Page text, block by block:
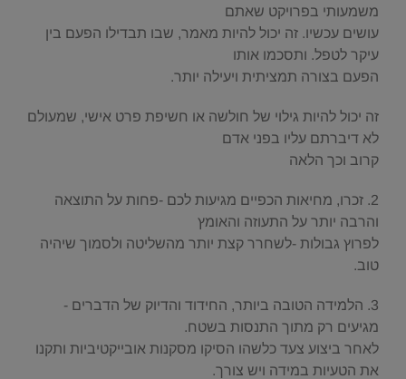
משמעותי בפרויקט שאתם
עושים עכשיו. זה יכול להיות מאמר, שבו תבדילו הפעם בין
עיקר לטפל. ותסכמו אותו
הפעם בצורה תמציתית ויעילה יותר.
זה יכול להיות גילוי של חולשה או חשיפת פרט אישי, שמעולם
לא דיברתם עליו בפני אדם
קרוב וכך הלאה
2. זכרו, מחיאות הכפיים מגיעות לכם -פחות על התוצאה
והרבה יותר על התעוזה והאומץ
לפרוץ גבולות -לשחרר קצת יותר מהשליטה ולסמוך שיהיה
טוב.
3. הלמידה הטובה ביותר, החידוד והדיוק של הדברים -
מגיעים רק מתוך התנסות בשטח.
לאחר ביצוע צעד כלשהו הסיקו מסקנות אובייקטיביות ותקנו
את הטעיות במידה ויש צורך.